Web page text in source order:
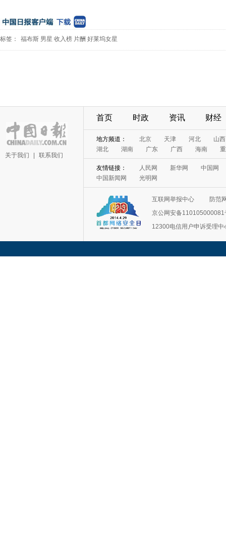
标签： 福布斯 男星 收入榜 片酬 好莱坞女星
关于我们 联系我们
首页 时政 资讯 财经
地方频道： 北京 天津 河北
山西
湖北
湖南 广东 广西 海南
友情链接： 人民网 新华网
中国网
中国新闻网
光明网
互联网举报中心
防范
京公网安备110105000081
12300电信用户申诉受理中